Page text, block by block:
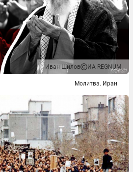
Иван Шилов ИА REGNUM
Молитва. Иран